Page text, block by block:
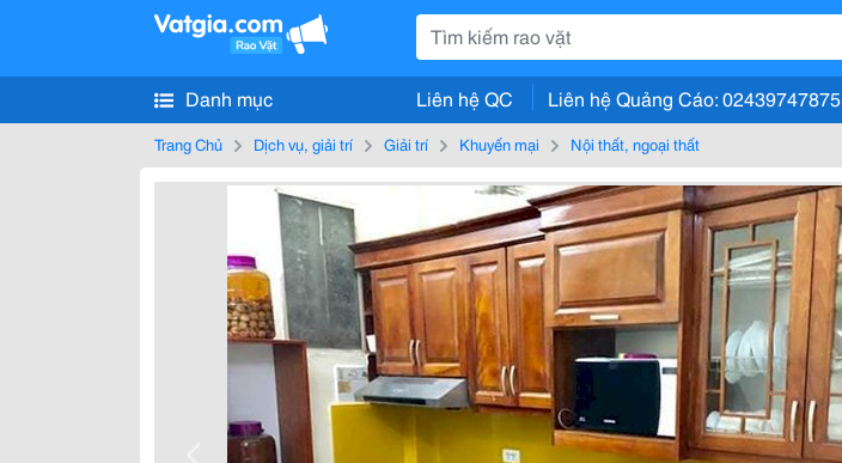
Danh mục Liên hệ QC Liên hệ Quảng Cáo: 02439747875
Trang Chủ Dịch vụ, giải trí Giải trí Khuyến mại Nội thất, ngoại thất